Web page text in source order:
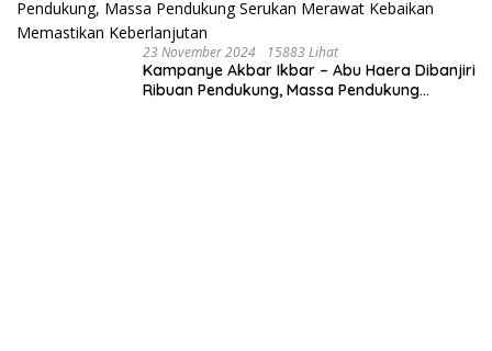
23 November 2024 15883 Lihat
Kampanye Akbar Ikbar – Abu Haera Dibanjiri
Ribuan Pendukung, Massa Pendukung